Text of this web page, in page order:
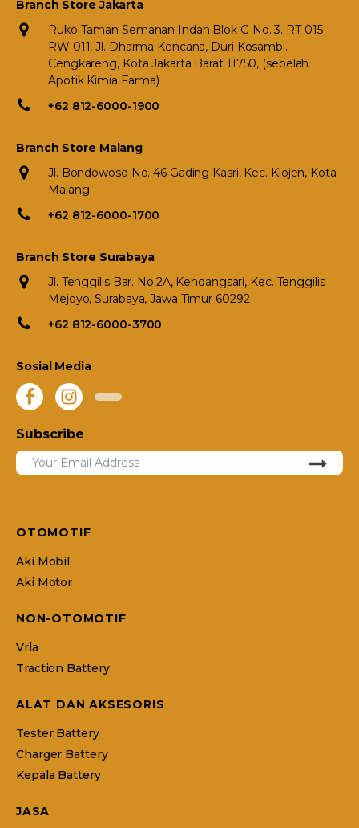
Branch Store Jakarta
Ruko Taman Semanan Indah Blok G No. 3. RT 015
RW 011, Jl. Dharma Kencana, Duri Kosambi.
Cengkareng, Kota Jakarta Barat 11750, (sebelah
Apotik Kimia Farma)
+62 812-6000-1900
Branch Store Malang
Jl. Bondowoso No. 46 Gading Kasri, Kec. Klojen, Kota
Malang
+62 812-6000-1700
Branch Store Surabaya
Jl. Tenggilis Bar. No.2A, Kendangsari, Kec. Tenggilis
Mejoyo, Surabaya, Jawa Timur 60292
+62 812-6000-3700
Sosial Media
Subscribe
OTOMOTIF
Aki Mobil
Aki Motor
NON-OTOMOTIF
Vrla
Traction Battery
ALAT DAN AKSESORIS
Tester Battery
Charger Battery
Kepala Battery
JASA